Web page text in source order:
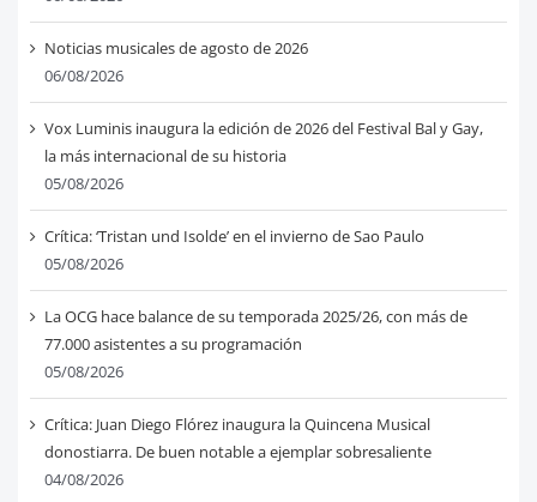
Noticias musicales de agosto de 2026
06/08/2026
Vox Luminis inaugura la edición de 2026 del Festival Bal y Gay,
la más internacional de su historia
05/08/2026
Crítica: ‘Tristan und Isolde’ en el invierno de Sao Paulo
05/08/2026
La OCG hace balance de su temporada 2025/26, con más de
77.000 asistentes a su programación
05/08/2026
Crítica: Juan Diego Flórez inaugura la Quincena Musical
donostiarra. De buen notable a ejemplar sobresaliente
04/08/2026